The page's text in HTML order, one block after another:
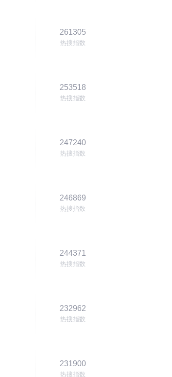
261305
热搜指数
253518
热搜指数
247240
热搜指数
246869
热搜指数
244371
热搜指数
232962
热搜指数
231900
热搜指数